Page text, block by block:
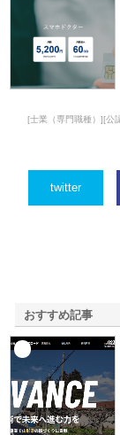
[士業（専門職種）][公
twitter
おすすめ記事